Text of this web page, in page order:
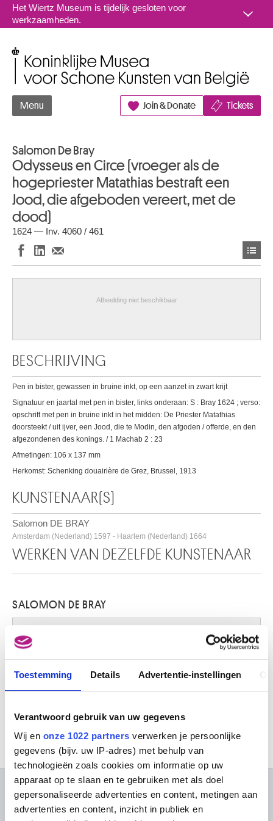
Toestemming Details Advertentie-instellingen
Verantwoord gebruik van uw gegevens
Wij en onze 1022 partners verwerken je persoonlijke
gegevens (bijv. uw IP-adres) met behulp van
technologieën zoals cookies om informatie op uw
apparaat op te slaan en te gebruiken met als doel
gepersonaliseerde advertenties en content, metingen aan
advertenties en content, inzicht in publiek en
Naar inhoud
Het Wiertz Museum is tijdelijk gesloten voor
werkzaamheden.
Menu Join & Donate Tickets
Salomon De Bray
Odysseus en Circe (vroeger als de
hogepriester Matathias bestraft een
Jood, die afgeboden vereert, met de
dood)
1624 — Inv. 4060 / 461
Afbeelding niet beschikbaar
BESCHRIJVING
Pen in bister, gewassen in bruine inkt, op een aanzet in zwart krijt
Signatuur en jaartal met pen in bister, links onderaan: S : Bray 1624 ; verso:
opschrift met pen in bruine inkt in het midden: De Priester Matathias
doorsteekt / uit ijver, een Jood, die te Modin, den afgoden / offerde, en den
afgezondenen des konings. / 1 Machab 2 : 23
Afmetingen: 106 x 137 mm
Herkomst: Schenking douairière de Grez, Brussel, 1913
KUNSTENAAR(S)
Salomon DE BRAY
Amsterdam (Nederland) 1597 - Haarlem (Nederland) 1664
WERKEN VAN DEZELFDE KUNSTENAAR
SALOMON DE BRAY
Odysseus en Circe (vroeger als de hogepriester Matathias bestraft een
Jood, die afgeboden vereert, met de dood)
Salomon De Bray
OVER DE MUSEA